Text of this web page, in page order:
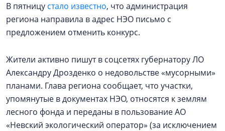
В пятницу стало известно, что администрация
региона направила в адрес НЭО письмо с
предложением отменить конкурс.
Жители активно пишут в соцсетях губернатору ЛО
Александру Дрозденко о недовольстве «мусорными»
планами. Глава региона сообщает, что участки,
упомянутые в документах НЭО, относятся к землям
лесного фонда и переданы в пользование АО
«Невский экологический оператор» (за исключением